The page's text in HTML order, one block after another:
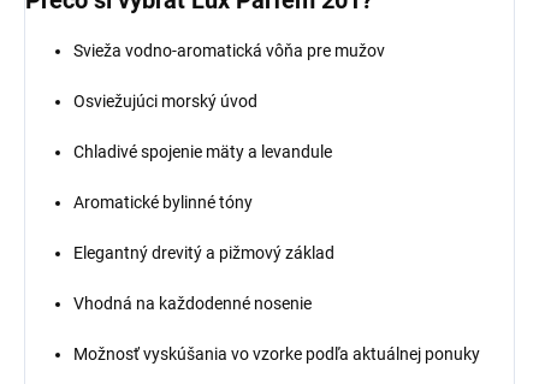
Svieža vodno-aromatická vôňa pre mužov
Osviežujúci morský úvod
Chladivé spojenie mäty a levandule
Aromatické bylinné tóny
Elegantný drevitý a pižmový základ
Vhodná na každodenné nosenie
Možnosť vyskúšania vo vzorke podľa aktuálnej ponuky